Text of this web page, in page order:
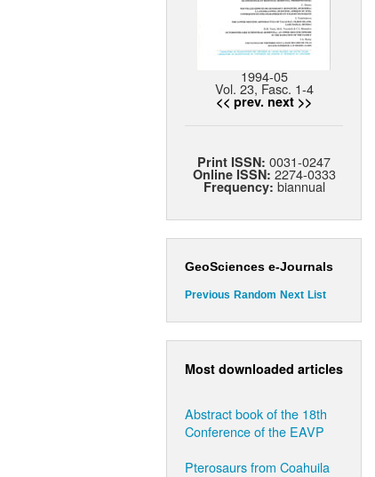
1994-05
Vol. 23, Fasc. 1-4
<< prev. next >>
Print ISSN: 0031-0247
Online ISSN: 2274-0333
Frequency: biannual
GeoSciences e-Journals
Previous Random Next List
Most downloaded articles
Abstract book of the 18th
Conference of the EAVP
Pterosaurs from Coahuila